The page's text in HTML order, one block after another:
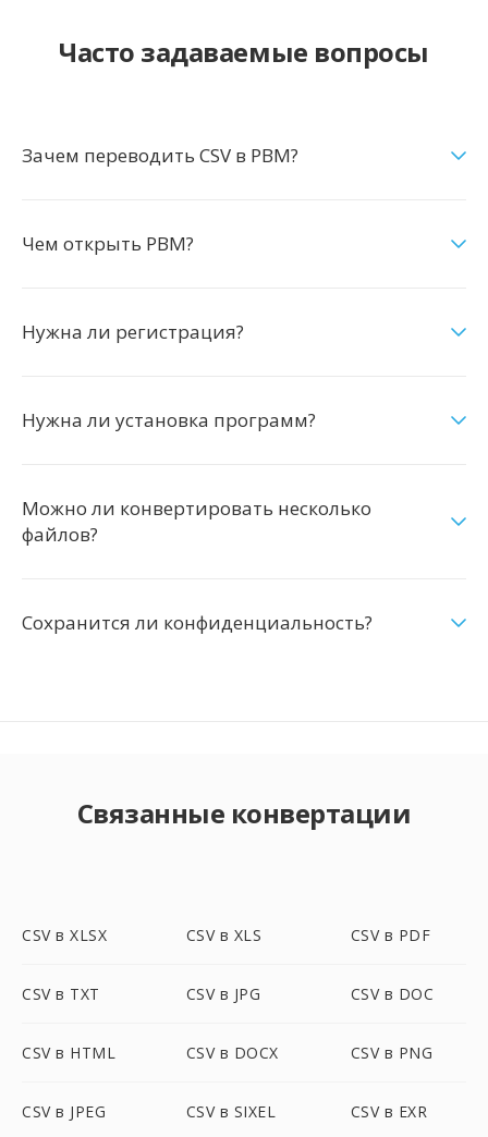
Часто задаваемые вопросы
Зачем переводить CSV в PBM?
Чем открыть PBM?
Нужна ли регистрация?
Нужна ли установка программ?
Можно ли конвертировать несколько
файлов?
Сохранится ли конфиденциальность?
Связанные конвертации
CSV в XLSX CSV в XLS CSV в PDF
CSV в TXT CSV в JPG CSV в DOC
CSV в HTML CSV в DOCX CSV в PNG
CSV в JPEG CSV в SIXEL CSV в EXR